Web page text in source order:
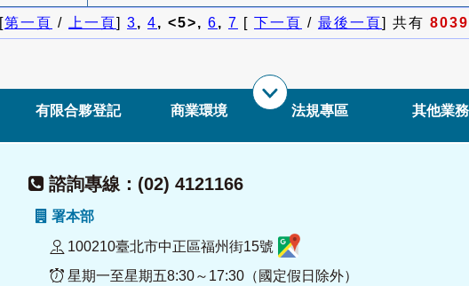
[第一頁 / 上一頁] 3, 4, <5>, 6, 7 [ 下一頁 / 最後一頁] 共有 8039
有限合夥登記 商業環境 法規專區 其他業務
諮詢專線：(02) 4121166
署本部
100210臺北市中正區福州街15號
星期一至星期五8:30～17:30（國定假日除外）